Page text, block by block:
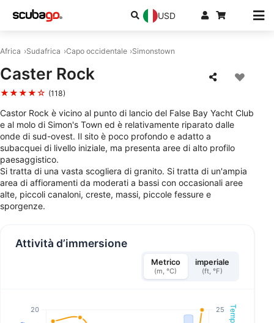
USD
Africa Sudafrica Capo occidentale Simonstown
Caster Rock
★★★★☆ (118)
Castor Rock è vicino al punto di lancio del False Bay Yacht Club
e al molo di Simon's Town ed è relativamente riparato dalle
onde di sud-ovest. Il sito è poco profondo e adatto a
subacquei di livello iniziale, ma presenta aree di alto profilo
paesaggistico.
Si tratta di una vasta scogliera di granito. Si tratta di un'ampia
area di affioramenti da moderati a bassi con occasionali aree
alte, piccoli canaloni, creste, massi, piccole fessure e
sporgenze.
Attività d’immersione
Metrico
(m, °C)
imperiale
(ft, °F)